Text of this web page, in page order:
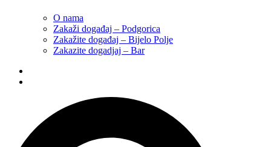
O nama
Zakaži događaj – Podgorica
Zakažite događaj – Bijelo Polje
Zakazite dogadjaj – Bar